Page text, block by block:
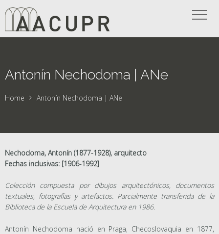
Antonín Nechodoma | ANe
Home Antonín Nechodoma | ANe
Nechodoma, Antonín (1877-1928), arquitecto
Fechas inclusivas: [1906-1992]
Colección compuesta por dibujos arquitectónicos, documentos
textuales, fotografías y artefactos. Parcialmente transferida de la
Biblioteca de la Escuela de Arquitectura en 1986.
Antonín Nechodoma nació en Praga, Checoslovaquia en 1877,